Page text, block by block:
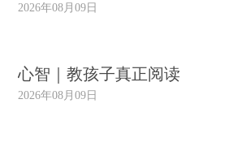
2026年08月09日
心智｜教孩子真正阅读
2026年08月09日